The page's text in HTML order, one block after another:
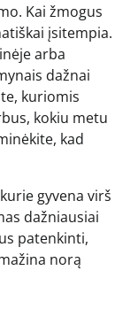
Kai žmogus
įsitempia.
arba
dažnai
kuriomis
kokiu metu
kad
gyvena virš
dažniausiai
patenkinti,
norą